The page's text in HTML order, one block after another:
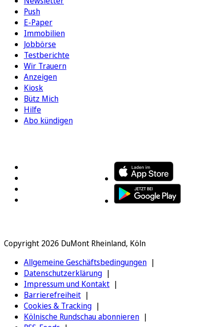
Push
E-Paper
Immobilien
Jobbörse
Testberichte
Wir Trauern
Anzeigen
Kiosk
Bütz Mich
Hilfe
Abo kündigen
Copyright 2026 DuMont Rheinland, Köln
Allgemeine Geschäftsbedingungen
Datenschutzerklärung
Impressum und Kontakt
Barrierefreiheit
Cookies & Tracking
Kölnische Rundschau abonnieren